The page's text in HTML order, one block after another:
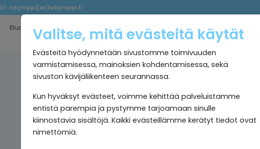
ivkymppi[at]ivkymppi.fi
Etusivu Palvelumme
Ultrapuhdas
sisäilma
Kymppi
Kokemuksia Rekrytointi
Valitse, mitä evästeitä käytät
Evästeitä hyödynnetään sivustomme toimivuuden
varmistamisessa, mainoksien kohdentamisessa, sekä
sivuston kävijäliikenteen seurannassa.
Kun hyväksyt evästeet, voimme kehittää palveluistamme
entistä parempia ja pystymme tarjoamaan sinulle
kiinnostavia sisältöjä. Kaikki evästeillämme kerätyt tiedot ovat
nimettömiä.